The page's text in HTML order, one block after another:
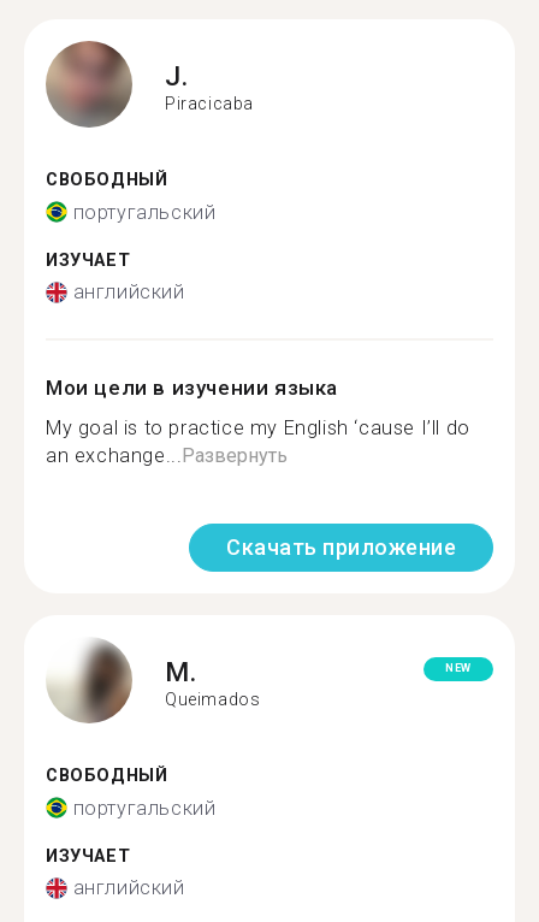
J.
Piracicaba
СВОБОДНЫЙ
португальский
ИЗУЧАЕТ
английский
Мои цели в изучении языка
My goal is to practice my English ‘cause I’ll do
an exchange...Развернуть
Скачать приложение
M.
Queimados
NEW
СВОБОДНЫЙ
португальский
ИЗУЧАЕТ
английский